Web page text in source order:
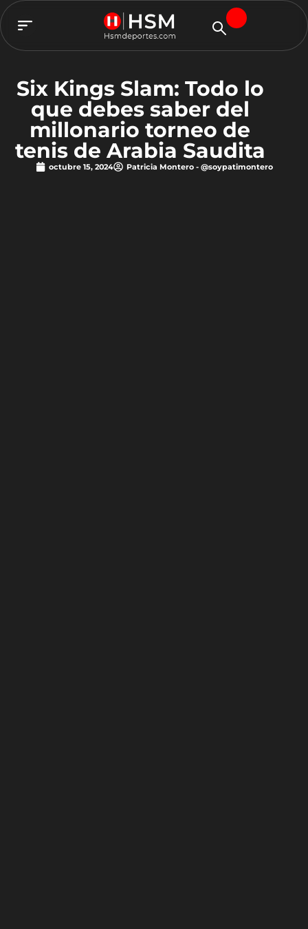
Six Kings Slam: Todo lo
que debes saber del
millonario torneo de
tenis de Arabia Saudita
octubre 15, 2024 Patricia Montero - @soypatimontero